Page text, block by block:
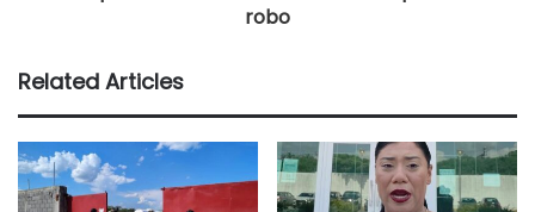
robo
Related Articles